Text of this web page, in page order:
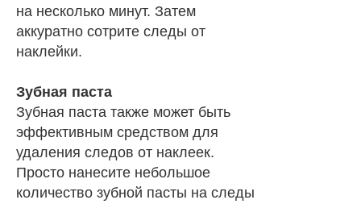
на несколько минут. Затем
аккуратно сотрите следы от
наклейки.
Зубная паста
Зубная паста также может быть
эффективным средством для
удаления следов от наклеек.
Просто нанесите небольшое
количество зубной пасты на следы